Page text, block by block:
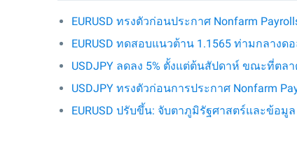
EURUSD ทรงตัวก่อนประกาศ Nonfarm
EURUSD ทดสอบแนวต้าน 1.1565 ท่ามกลาง
USDJPY ลดลง 5% ตั้งแต่ต้นสัปดาห์ ขณะที่ตล
USDJPY ทรงตัวก่อนการประกาศ Nonfarm
EURUSD ปรับขึ้น: จับตาภูมิรัฐศาสตร์และข้อมูล